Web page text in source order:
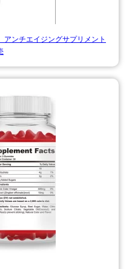
ンチエイジングサプリメント